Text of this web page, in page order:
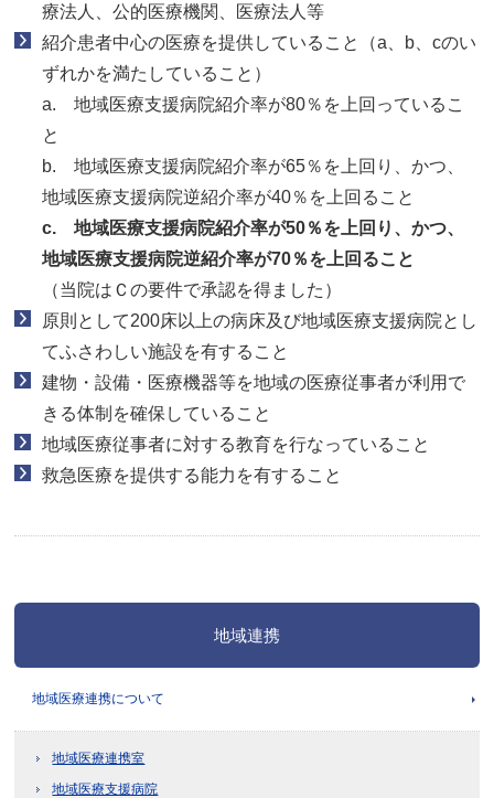
療法人、公的医療機関、医療法人等
紹介患者中心の医療を提供していること（a、b、cのい
ずれかを満たしていること）
a. 地域医療支援病院紹介率が80％を上回っているこ
と
b. 地域医療支援病院紹介率が65％を上回り、かつ、
地域医療支援病院逆紹介率が40％を上回ること
c. 地域医療支援病院紹介率が50％を上回り、かつ、
地域医療支援病院逆紹介率が70％を上回ること
（当院はＣの要件で承認を得ました）
原則として200床以上の病床及び地域医療支援病院とし
てふさわしい施設を有すること
建物・設備・医療機器等を地域の医療従事者が利用で
きる体制を確保していること
地域医療従事者に対する教育を行なっていること
救急医療を提供する能力を有すること
地域連携
地域医療連携について
地域医療連携室
地域医療支援病院